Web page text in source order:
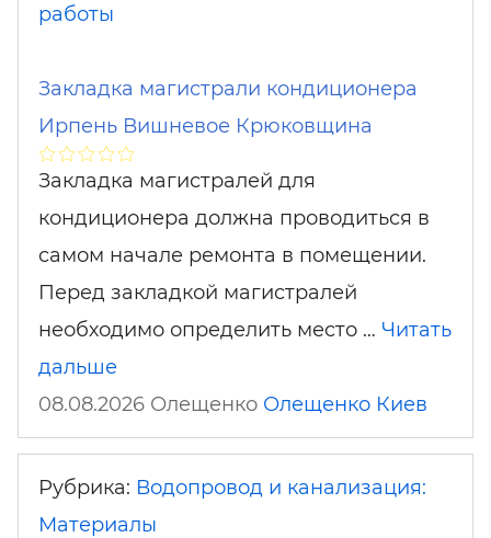
работы
Закладка магистрали кондиционера
Ирпень Вишневое Крюковщина
Закладка магистралей для
кондиционера должна проводиться в
самом начале ремонта в помещении.
Перед закладкой магистралей
необходимо определить место … Читать
дальше
08.08.2026 Олещенко Олещенко Киев
Рубрика: Водопровод и канализация:
Материалы